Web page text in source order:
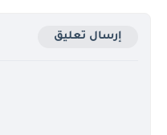
إرسال تعليق